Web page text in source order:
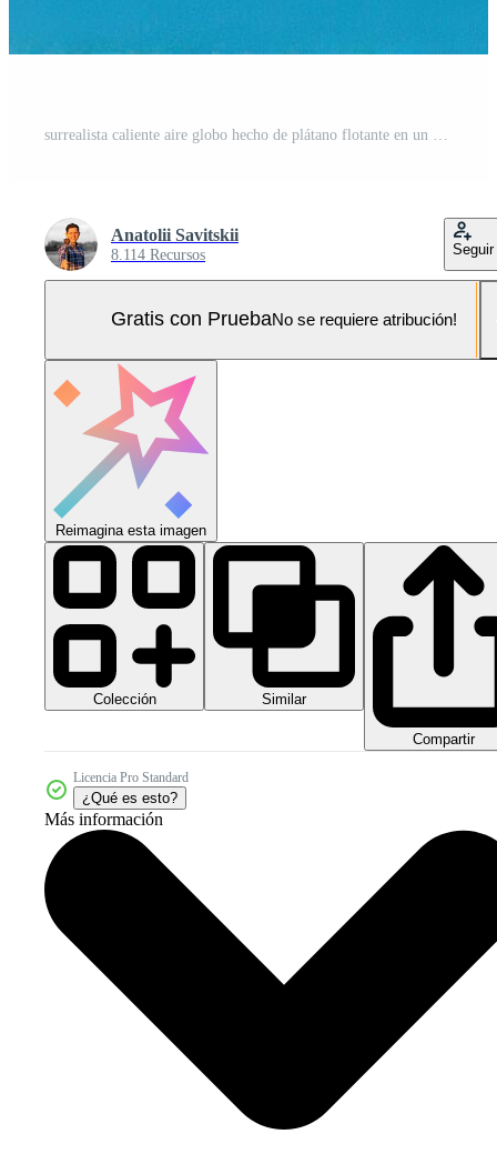
Anatolii Savitskii
8.114 Recursos Seguir
Gratis con PruebaNo se requiere atribución!
Reimagina esta imagen
Colección Similar
Compartir
Licencia Pro Standard
¿Qué es esto?
Más información